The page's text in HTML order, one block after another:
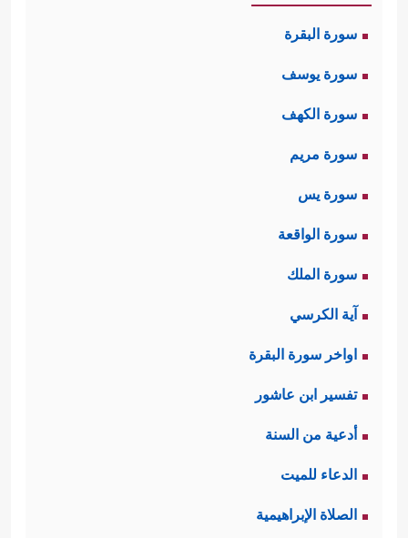
سورة البقرة
سورة يوسف
سورة الكهف
سورة مريم
سورة يس
سورة الواقعة
سورة الملك
آية الكرسي
اواخر سورة البقرة
تفسير ابن عاشور
أدعية من السنة
الدعاء للميت
الصلاة الإبراهيمية